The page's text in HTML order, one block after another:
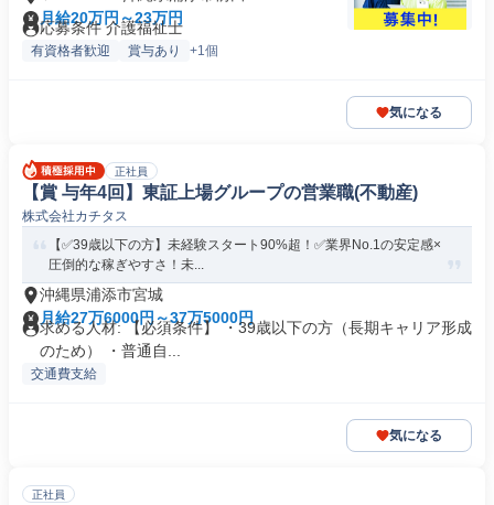
月給20万円～23万円
応募条件 介護福祉士
有資格者歓迎 賞与あり +1個
気になる
正社員
【賞 与年4回】東証上場グループの営業職(不動産)
株式会社カチタス
【✅39歳以下の方】未経験スタート90%超！✅業界No.1の安定感×
圧倒的な稼ぎやすさ！未...
沖縄県浦添市宮城
月給27万6000円～37万5000円
求める人材: 【必須条件】 ・39歳以下の方（長期キャリア形成
のため） ・普通自...
交通費支給
気になる
正社員